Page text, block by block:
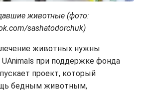
животные (фото:
sashatodorchuk)
животных нужны
при поддержке фонда
проект, который
бедным животным,